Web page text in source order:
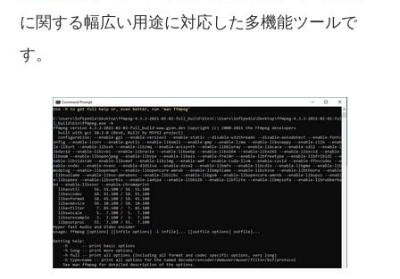
に関する幅広い用途に対応した多機能ツールで
す。